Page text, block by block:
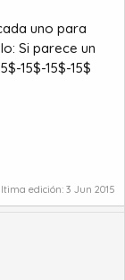
uno para
Si parece un
15$-15$-15$
edición: 3 Jun 2015